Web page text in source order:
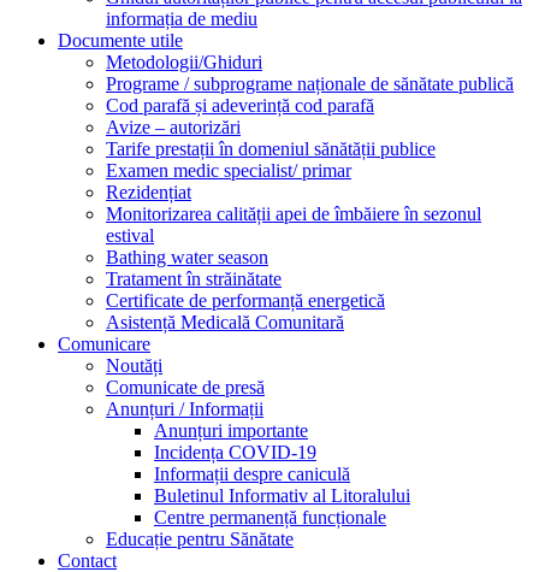
informația de mediu
Documente utile
Metodologii/Ghiduri
Programe / subprograme naționale de sănătate publică
Cod parafă și adeverință cod parafă
Avize – autorizări
Tarife prestații în domeniul sănătății publice
Examen medic specialist/ primar
Rezidențiat
Monitorizarea calității apei de îmbăiere în sezonul
estival
Bathing water season
Tratament în străinătate
Certificate de performanță energetică
Asistență Medicală Comunitară
Comunicare
Noutăți
Comunicate de presă
Anunțuri / Informații
Anunțuri importante
Incidența COVID-19
Informații despre caniculă
Buletinul Informativ al Litoralului
Centre permanență funcționale
Educație pentru Sănătate
Contact